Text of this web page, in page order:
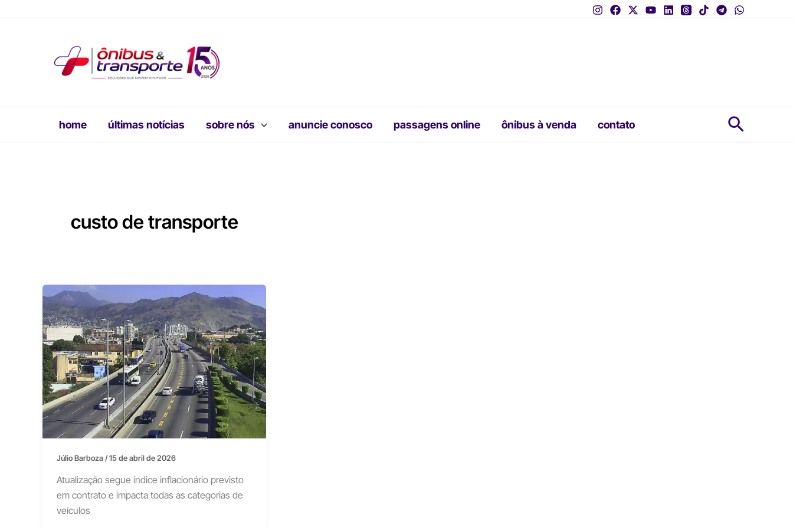
home últimas notícias sobre nós anuncie conosco passagens online ônibus à venda contato
custo de transporte
Júlio Barboza/15 de abril de 2026
Atualização segue índice inflacionário previsto
em contrato e impacta todas as categorias de
veículos